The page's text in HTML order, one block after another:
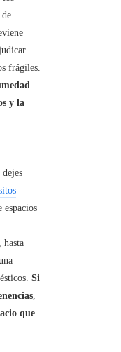
frágiles.
y la
espacios
hasta
Si
,
que